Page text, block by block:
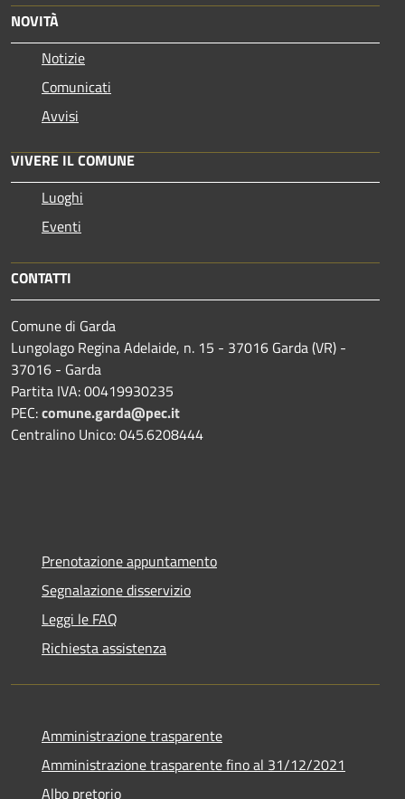
NOVITÀ
Notizie
Comunicati
Avvisi
VIVERE IL COMUNE
Luoghi
Eventi
CONTATTI
Comune di Garda
Lungolago Regina Adelaide, n. 15 - 37016 Garda (VR) -
37016 - Garda
Partita IVA: 00419930235
PEC:comune.garda@pec.it
Centralino Unico: 045.6208444
Prenotazione appuntamento
Segnalazione disservizio
Leggi le FAQ
Richiesta assistenza
Amministrazione trasparente
Amministrazione trasparente fino al 31/12/2021
Albo pretorio